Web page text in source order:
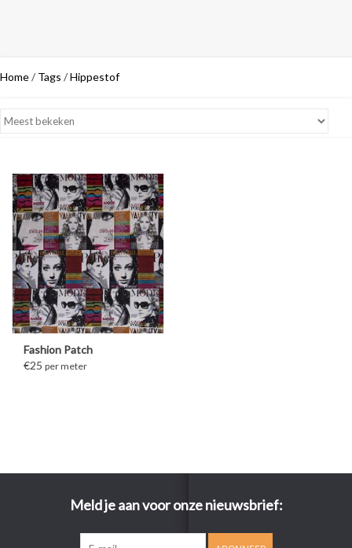
Home/ Tags /Hippestof
Fashion Patch
€25 per meter
Meld je aan voor onze nieuwsbrief: